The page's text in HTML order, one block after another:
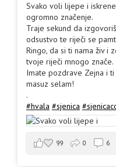
Svako voli lijepe i
ogromno značenje.
Traje sekund da
odsustvo te riječi se
Ringo, da si ti nama živ i
tvoje riječi mnogo znače.
Imate pozdrave Zejna i
masuz selam!
.
#hvala #sjenica
99 0 6